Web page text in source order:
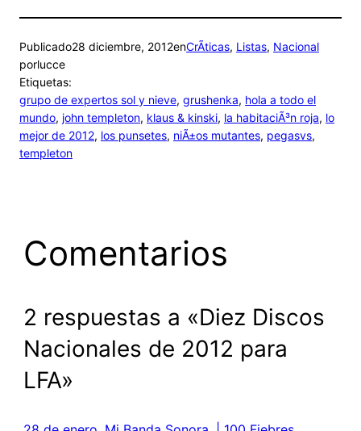
Publicado28 diciembre, 2012enCrÃ­ticas, Listas, Nacional
porlucce
Etiquetas:
grupo de expertos sol y nieve, grushenka, hola a todo el
mundo, john templeton, klaus & kinski, la habitaciÃ³n roja, lo
mejor de 2012, los punsetes, niÃ±os mutantes, pegasvs
templeton
Comentarios
2 respuestas a «Diez Discos
Nacionales de 2012 para
LFA»